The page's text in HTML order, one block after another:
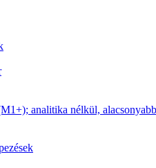
analitika nélkül, alacsonyabb